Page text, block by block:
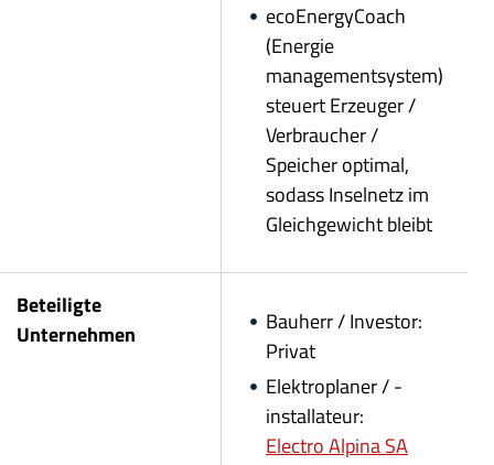
ecoEnergyCoach
(Energie
managementsystem)
steuert Erzeuger /
Verbraucher /
Speicher optimal,
sodass Inselnetz im
Gleichgewicht bleibt
Beteiligte
Unternehmen
Bauherr / Investor:
Privat
Elektroplaner / -
installateur:
Electro Alpina SA